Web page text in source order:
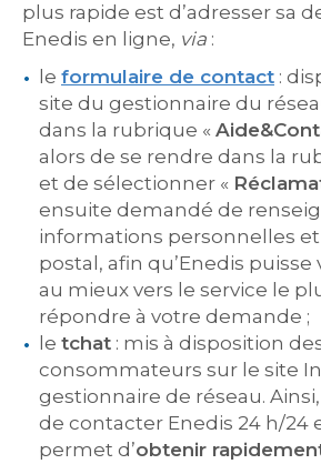
plus rapide est d’adresser sa
Enedis en ligne, via :
le formulaire de contact :
site du gestionnaire du
dans la rubrique «
alors de se rendre dans la
et de sélectionner «
ensuite demandé de
informations personnelles
postal, afin qu’Enedis
au mieux vers le service le
répondre à votre demande ;
le tchat : mis à disposition
consommateurs sur le site
gestionnaire de réseau.
de contacter Enedis 24 h/24
permet d’obtenir